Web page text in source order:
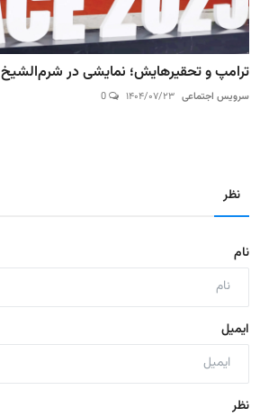
ترامپ و تحقیرهایش؛ نمایشی در شرم‌الشیخ
سرویس اجتماعی ۱۴۰۴/۰۷/۲۳
نظر
نام
ایمیل
نظر